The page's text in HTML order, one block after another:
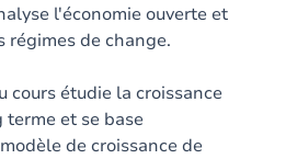
l'économie ouverte et
de change.
cours étudie la croissance
et se base
de croissance de